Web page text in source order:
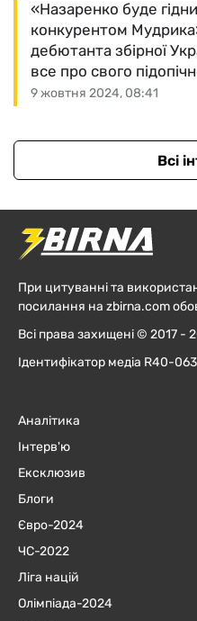
9 жовтня 2024, 08:41
«Назаренко буде
конкурентом
дебютанта збірної
все про свого
Всі
При цитуванні та
посилання на zbirna.com
Всі права захищені © 2017
Ідентифікатор медіа R40-
Аналітика
Інтерв'ю
Ексклюзив
Блоги
Євро-2024
ЧC-2022
Ліга націй
Олімпіада-2024